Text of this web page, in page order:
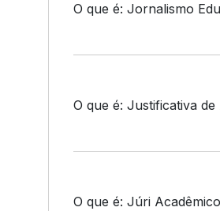
O que é: Jornalismo
O que é: Justificativa de
O que é: Júri Acadêmico